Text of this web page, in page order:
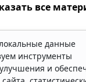
все
данные
инструменты
и